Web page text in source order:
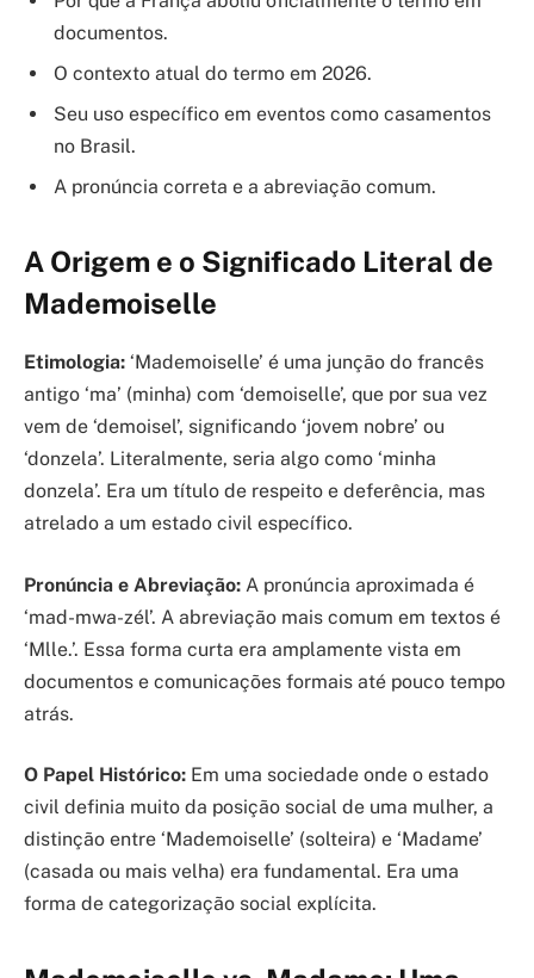
documentos.
O contexto atual do termo em 2026.
Seu uso específico em eventos como casamentos
no Brasil.
A pronúncia correta e a abreviação comum.
A Origem e o Significado Literal de
Mademoiselle
Etimologia: ‘Mademoiselle’ é uma junção do francês
antigo ‘ma’ (minha) com ‘demoiselle’, que por sua vez
vem de ‘demoisel’, significando ‘jovem nobre’ ou
‘donzela’. Literalmente, seria algo como ‘minha
donzela’. Era um título de respeito e deferência, mas
atrelado a um estado civil específico.
Pronúncia e Abreviação: A pronúncia aproximada é
‘mad-mwa-zél’. A abreviação mais comum em textos é
‘Mlle.’. Essa forma curta era amplamente vista em
documentos e comunicações formais até pouco tempo
atrás.
O Papel Histórico: Em uma sociedade onde o estado
civil definia muito da posição social de uma mulher, a
distinção entre ‘Mademoiselle’ (solteira) e ‘Madame’
(casada ou mais velha) era fundamental. Era uma
forma de categorização social explícita.